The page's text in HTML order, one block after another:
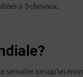
à 3 chevaux.
lorsqu’un